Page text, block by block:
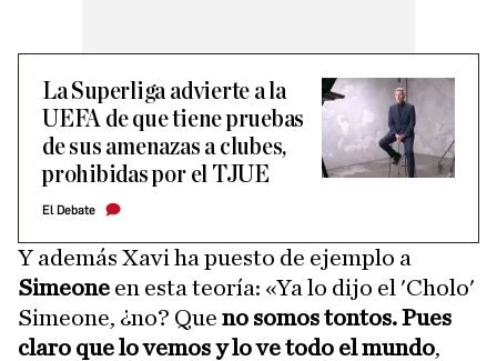
La Superliga advierte a la
UEFA de que tiene pruebas
de sus amenazas a clubes,
prohibidas por el TJUE
El Debate
Y además Xavi ha puesto de ejemplo a
Simeone en esta teoría: «Ya lo dijo el 'Cholo'
Simeone, ¿no? Que no somos tontos. Pues
claro que lo vemos y lo ve todo el mundo,